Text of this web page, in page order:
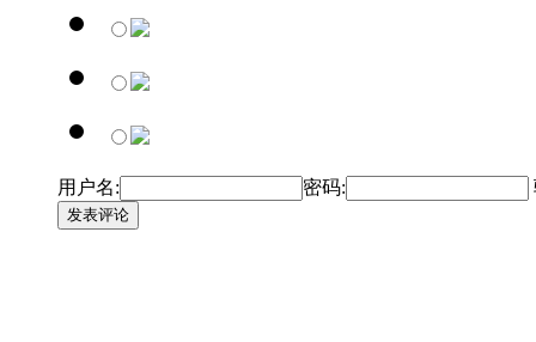
用户名: 密码:
发表评论